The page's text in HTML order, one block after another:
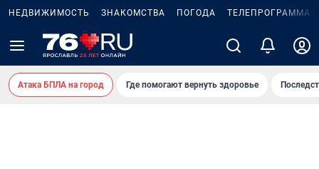
НЕДВИЖИМОСТЬ ЗНАКОМСТВА ПОГОДА ТЕЛЕПРОГРАММА
Атака БПЛА на город Где помогают вернуть здоровье